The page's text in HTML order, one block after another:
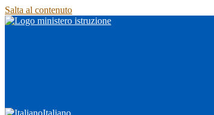
Salta al contenuto
Italiano